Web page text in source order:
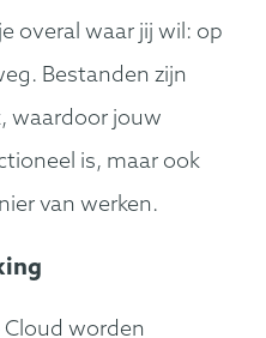
overal waar jij wil: op
Bestanden zijn
waardoor jouw
is, maar ook
van werken.
worden